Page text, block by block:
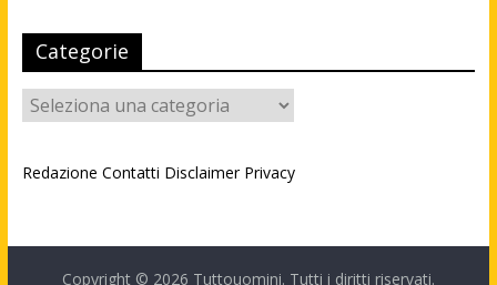
Categorie
Categorie
Redazione Contatti Disclaimer Privacy
Copyright © 2026 Tuttouomini. Tutti i diritti riservati.